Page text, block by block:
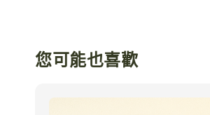
您可能也喜歡